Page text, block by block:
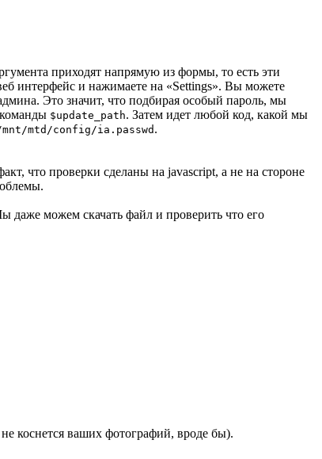
приходят напрямую из формы, то есть эти
интерфейс и нажимаете на «Settings». Вы можете
Это значит, что подбирая особый пароль, мы
$update_path. Затем идет любой код, какой мы
mtd/config/ia.passwd .
что проверки сделаны на javascript, а не на стороне
даже можем скачать файл и проверить что его
коснется ваших фотографий, вроде бы).